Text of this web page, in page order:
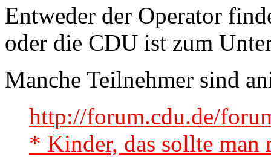
Entweder der Operator
oder die CDU ist zum
Manche Teilnehmer sind
http://forum.cdu.de/
* Kinder, das sollte man